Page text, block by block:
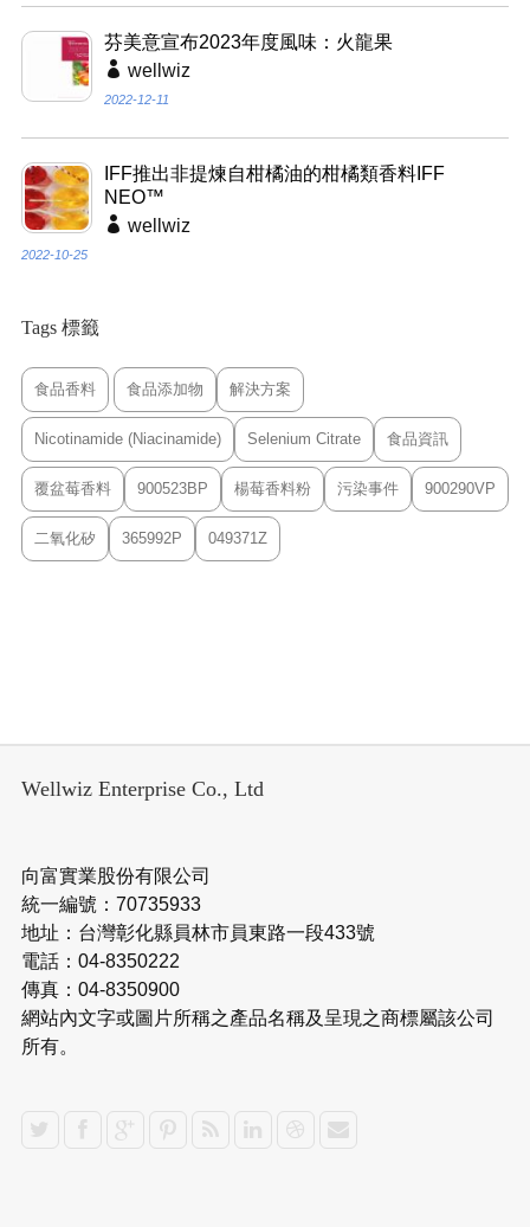
芬美意宣布2023年度風味：火龍果
wellwiz
2022-12-11
IFF推出非提煉自柑橘油的柑橘類香料IFF
NEO™
wellwiz
2022-10-25
Tags 標籤
食品香料 食品添加物 解決方案
Nicotinamide (Niacinamide) Selenium Citrate 食品資訊
覆盆莓香料 900523BP 楊莓香料粉 污染事件 900290VP
二氧化矽 365992P 049371Z
Wellwiz Enterprise Co., Ltd
向富實業股份有限公司
統一編號：70735933
地址：台灣彰化縣員林市員東路一段433號
電話：04-8350222
傳真：04-8350900
網站內文字或圖片所稱之產品名稱及呈現之商標屬該公司
所有。